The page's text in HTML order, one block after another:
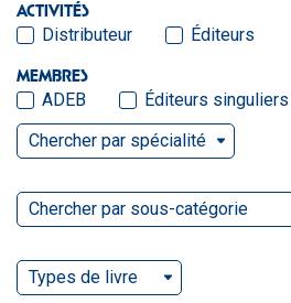
ACTIVITÉS
Distributeur Éditeurs
MEMBRES
ADEB
Éditeurs singuliers
Chercher par spécialité
Chercher par sous-catégorie
Types de livre